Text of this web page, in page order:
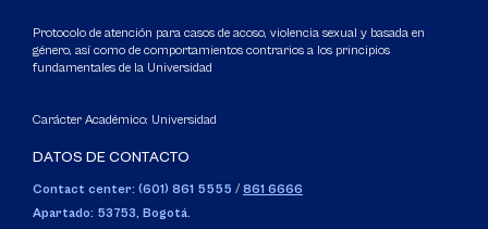
Protocolo de atención para casos de acoso, violencia sexual y basada en
género, así como de comportamientos contrarios a los principios
fundamentales de la Universidad
Carácter Académico: Universidad
DATOS DE CONTACTO
Contact center: (601) 861 5555 / 861 6666
Apartado: 53753, Bogotá.